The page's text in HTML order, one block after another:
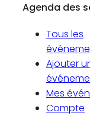
Agenda des
Tous les
Ajouter
Mes
Compte